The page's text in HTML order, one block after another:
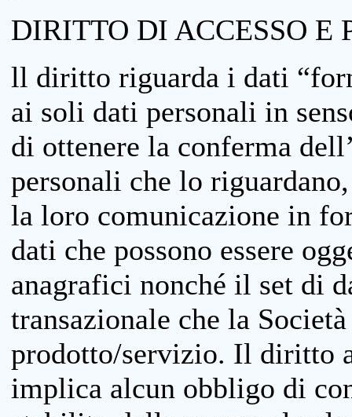
DIRITTO DI ACCESSO
ll diritto riguarda i dati
ai soli dati personali in
di ottenere la conferma
personali che lo
la loro comunicazione in
dati che possono essere
anagrafici nonché il set di
transazionale che la
prodotto/servizio. Il diritto
implica alcun obbligo di